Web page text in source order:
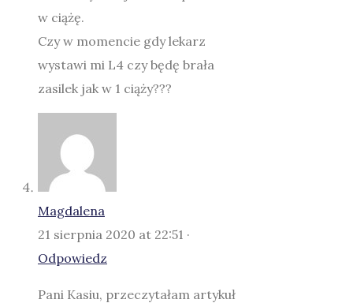
w ciążę.
Czy w momencie gdy lekarz
wystawi mi L4 czy będę brała
zasilek jak w 1 ciąży???
Magdalena
21 sierpnia 2020 at 22:51 ·
Odpowiedz
Pani Kasiu, przeczytałam artykuł